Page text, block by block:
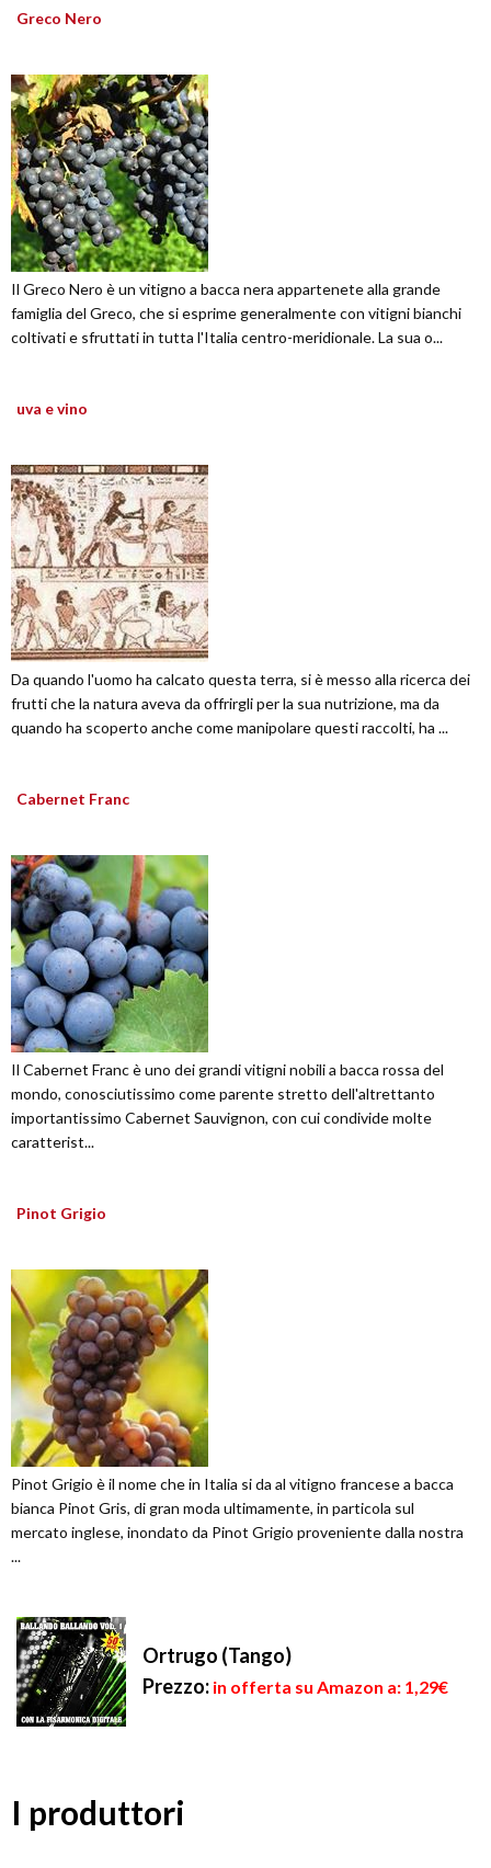
Greco Nero
Il Greco Nero è un vitigno a bacca nera appartenete alla grande
famiglia del Greco, che si esprime generalmente con vitigni bianchi
coltivati e sfruttati in tutta l'Italia centro-meridionale. La sua o...
uva e vino
Da quando l'uomo ha calcato questa terra, si è messo alla ricerca dei
frutti che la natura aveva da offrirgli per la sua nutrizione, ma da
quando ha scoperto anche come manipolare questi raccolti, ha ...
Cabernet Franc
Il Cabernet Franc è uno dei grandi vitigni nobili a bacca rossa del
mondo, conosciutissimo come parente stretto dell'altrettanto
importantissimo Cabernet Sauvignon, con cui condivide molte
caratterist...
Pinot Grigio
Pinot Grigio è il nome che in Italia si da al vitigno francese a bacca
bianca Pinot Gris, di gran moda ultimamente, in particola sul
mercato inglese, inondato da Pinot Grigio proveniente dalla nostra
...
Ortrugo (Tango)
Prezzo: in offerta su Amazon a: 1,29€
I produttori